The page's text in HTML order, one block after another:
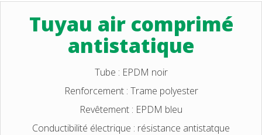
Tuyau air comprimé
antistatique
Tube : EPDM noir
Renforcement : Trame polyester
Revêtement : EPDM bleu
Conductibilité électrique : résistance antistatque